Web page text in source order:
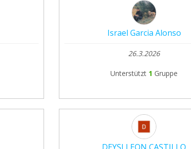
Israel Garcia Alonso
26.3.2026
Unterstützt 1 Gruppe